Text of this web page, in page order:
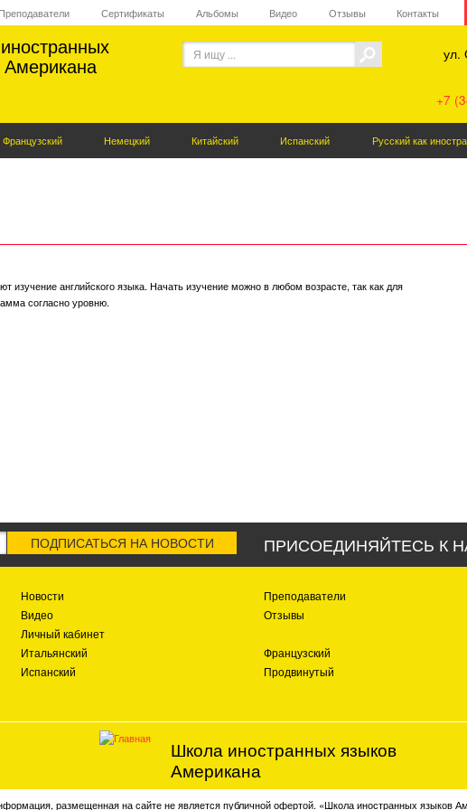
Преподаватели Сертификаты Альбомы Видео Отзывы Контакты
Американа
ул.
+7
Французский Немецкий Китайский Испанский Русский как
изучение английского языка. Начать изучение можно в любом возрасте, так как для
согласно уровню.
ПОДПИСАТЬСЯ НА НОВОСТИ ПРИСОЕДИНЯЙТЕСЬ К
Новости Преподаватели
Видео Отзывы
Личный кабинет
Итальянский Французский
Испанский Продвинутый
Школа иностранных языков
Американа
размещенная на сайте не является публичной офертой. «Школа иностранных языков